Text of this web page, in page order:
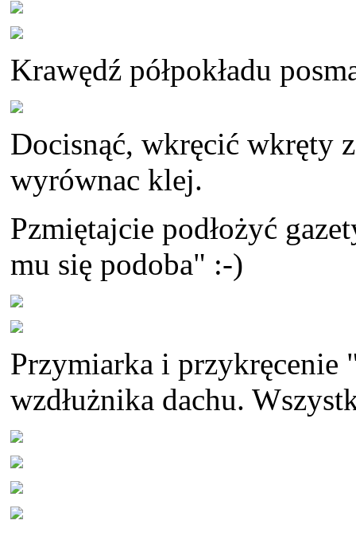
Krawędź półpokładu
Docisnąć, wkręcić wkręty
wyrównac klej.
Pzmiętajcie podłożyć
mu się podoba" :-)
Przymiarka i przykręcenie
wzdłużnika dachu.